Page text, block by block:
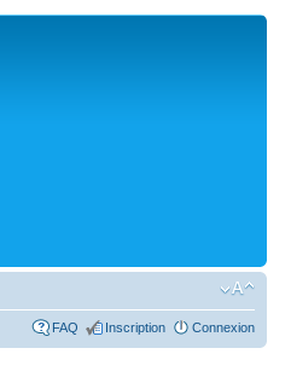
FAQ Inscription Connexion